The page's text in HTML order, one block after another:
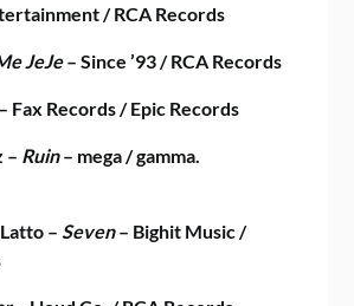
/ RCA Records
JeJe– Since ’93 / RCA Records
Fax Records / Epic Records
– Ruin– mega / gamma.
– Seven– Bighit Music /